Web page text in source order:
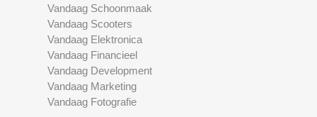
Vandaag Schoonmaak
Vandaag Scooters
Vandaag Elektronica
Vandaag Financieel
Vandaag Development
Vandaag Marketing
Vandaag Fotografie